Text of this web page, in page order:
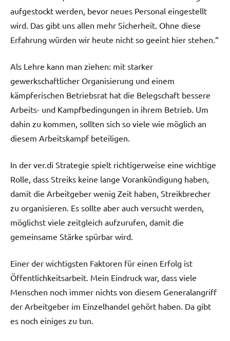
aufgestockt werden, bevor neues Personal eingestellt
wird. Das gibt uns allen mehr Sicherheit. Ohne diese
Erfahrung würden wir heute nicht so geeint hier stehen.“
Als Lehre kann man ziehen: mit starker
gewerkschaftlicher Organisierung und einem
kämpferischen Betriebsrat hat die Belegschaft bessere
Arbeits- und Kampfbedingungen in ihrem Betrieb. Um
dahin zu kommen, sollten sich so viele wie möglich an
diesem Arbeitskampf beteiligen.
In der ver.di Strategie spielt richtigerweise eine wichtige
Rolle, dass Streiks keine lange Vorankündigung haben,
damit die Arbeitgeber wenig Zeit haben, Streikbrecher
zu organisieren. Es sollte aber auch versucht werden,
möglichst viele zeitgleich aufzurufen, damit die
gemeinsame Stärke spürbar wird.
Einer der wichtigsten Faktoren für einen Erfolg ist
Öffentlichkeitsarbeit. Mein Eindruck war, dass viele
Menschen noch immer nichts von diesem Generalangriff
der Arbeitgeber im Einzelhandel gehört haben. Da gibt
es noch einiges zu tun.